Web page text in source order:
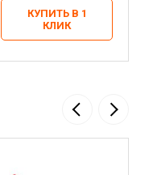
КУПИТЬ В 1
КЛИК